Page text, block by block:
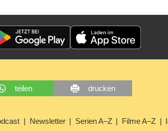
teilen drucken
Newsletter Serien A–Z Filme A–Z